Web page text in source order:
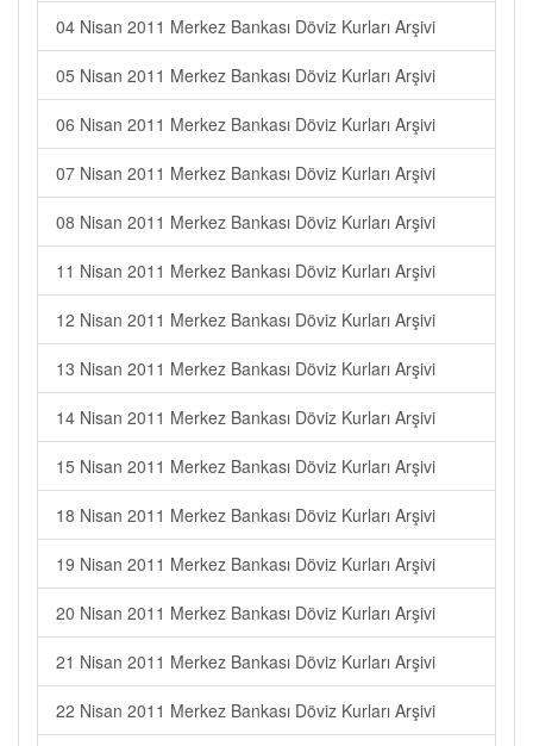
04 Nisan 2011 Merkez Bankası Döviz Kurları Arşivi
05 Nisan 2011 Merkez Bankası Döviz Kurları Arşivi
06 Nisan 2011 Merkez Bankası Döviz Kurları Arşivi
07 Nisan 2011 Merkez Bankası Döviz Kurları Arşivi
08 Nisan 2011 Merkez Bankası Döviz Kurları Arşivi
11 Nisan 2011 Merkez Bankası Döviz Kurları Arşivi
12 Nisan 2011 Merkez Bankası Döviz Kurları Arşivi
13 Nisan 2011 Merkez Bankası Döviz Kurları Arşivi
14 Nisan 2011 Merkez Bankası Döviz Kurları Arşivi
15 Nisan 2011 Merkez Bankası Döviz Kurları Arşivi
18 Nisan 2011 Merkez Bankası Döviz Kurları Arşivi
19 Nisan 2011 Merkez Bankası Döviz Kurları Arşivi
20 Nisan 2011 Merkez Bankası Döviz Kurları Arşivi
21 Nisan 2011 Merkez Bankası Döviz Kurları Arşivi
22 Nisan 2011 Merkez Bankası Döviz Kurları Arşivi